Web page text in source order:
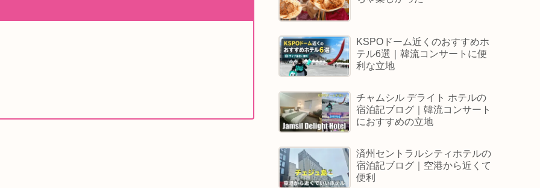
KSPOドーム近くのおすすめホ
テル6選｜韓流コンサートに便
利な立地
チャムシル デライト ホテルの
宿泊記ブログ｜韓流コンサート
におすすめの立地
済州セントラルシティホテルの
宿泊記ブログ｜空港から近くて
便利